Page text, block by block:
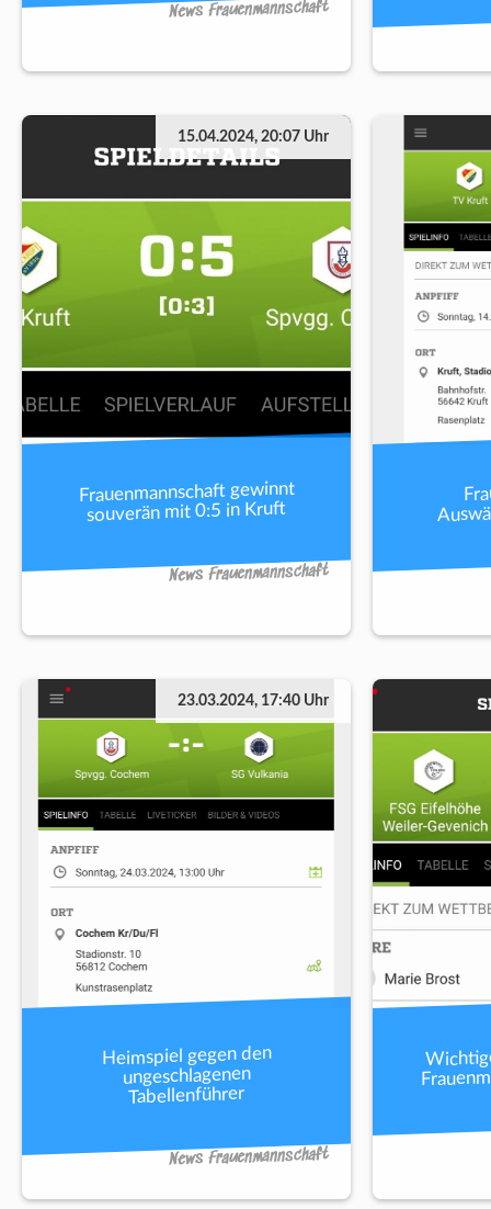
News Frauenmannschaft
15.04.2024, 20:07 Uhr
Frauenmannschaft gewinnt
souverän mit 0:5 in Kruft
News Frauenmannschaft
23.03.2024, 17:40 Uhr
Heimspiel gegen den
ungeschlagenen
Tabellenführer
News Frauenmannschaft